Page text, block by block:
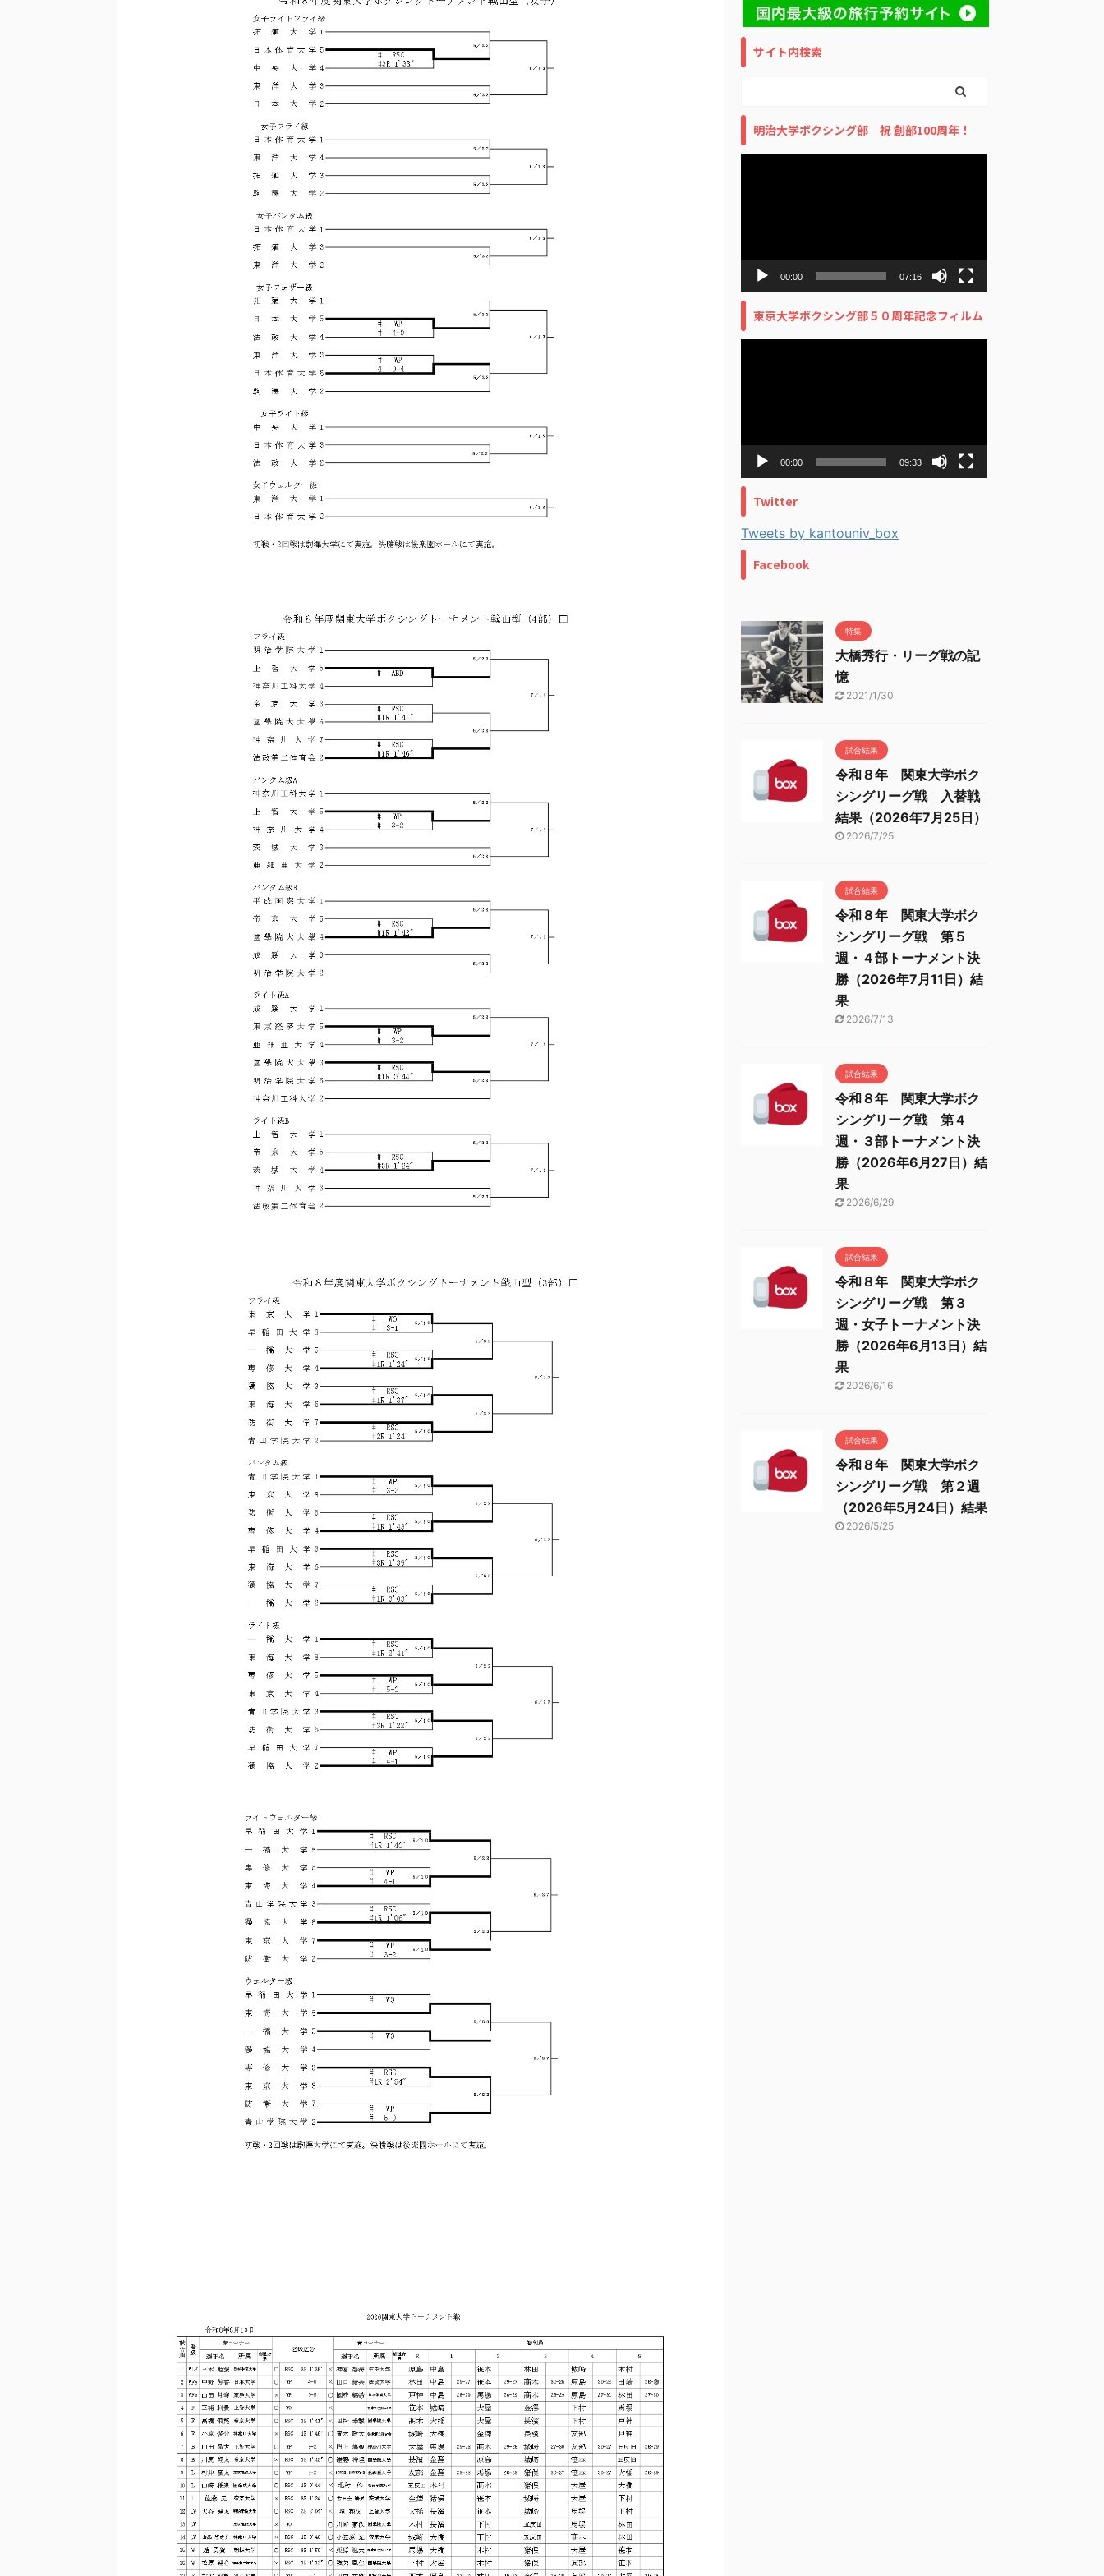
サイト内検索
明治大学ボクシング部 祝 創部100周年！
00:00 07:16
東京大学ボクシング部５０周年記念フィルム
00:00 09:33
Twitter
Tweets by kantouniv_box
Facebook
特集
大橋秀行・リーグ戦の記
憶
2021/1/30
試合結果
令和８年 関東大学ボク
シングリーグ戦 入替戦
結果（2026年7月25日）
2026/7/25
試合結果
令和８年 関東大学ボク
シングリーグ戦 第５
週・４部トーナメント決
勝（2026年7月11日）結
果
2026/7/13
試合結果
令和８年 関東大学ボク
シングリーグ戦 第４
週・３部トーナメント決
勝（2026年6月27日）結
果
2026/6/29
試合結果
令和８年 関東大学ボク
シングリーグ戦 第３
週・女子トーナメント決
勝（2026年6月13日）結
果
2026/6/16
試合結果
令和８年 関東大学ボク
シングリーグ戦 第２週
（2026年5月24日）結果
2026/5/25